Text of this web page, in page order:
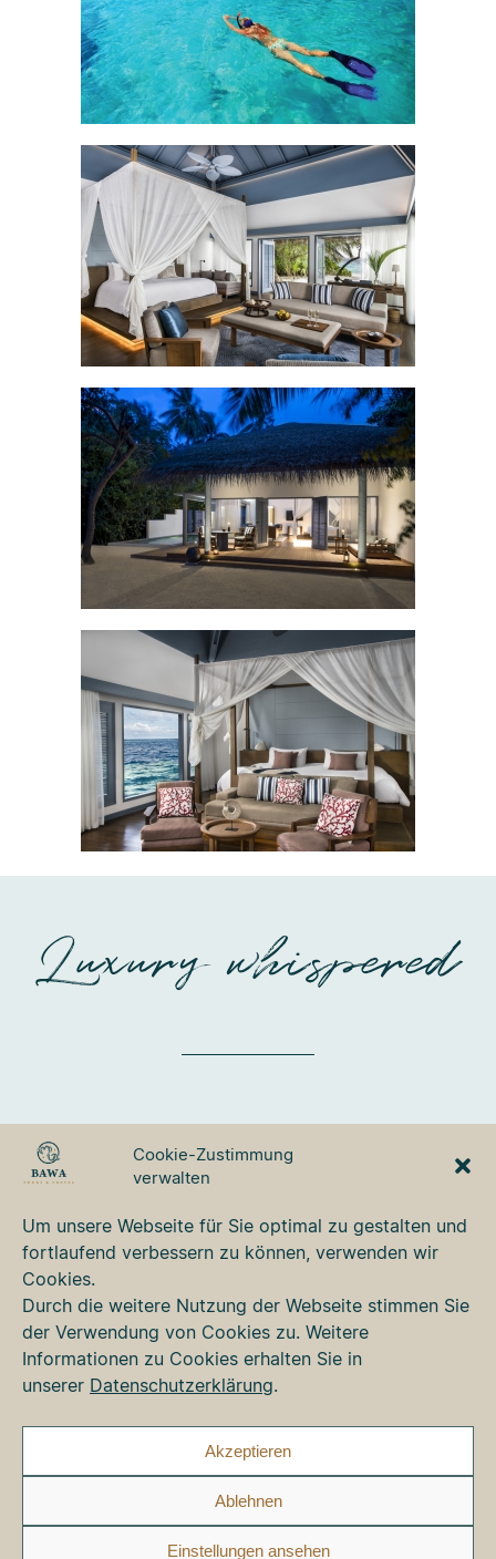
Cookie-Zustimmung
verwalten
Um unsere Webseite für Sie optimal zu gestalten und
fortlaufend verbessern zu können, verwenden wir
Cookies.
Durch die weitere Nutzung der Webseite stimmen Sie
der Verwendung von Cookies zu. Weitere
Informationen zu Cookies erhalten Sie in
unserer Datenschutzerklärung.
Akzeptieren
Ablehnen
Einstellungen ansehen
Luxury whispered
GmbH
Tel. +49 8331 76 42 49
bawa@bawa.de
www.bawa.de
Kontakt
Newsletter
Datenschutz